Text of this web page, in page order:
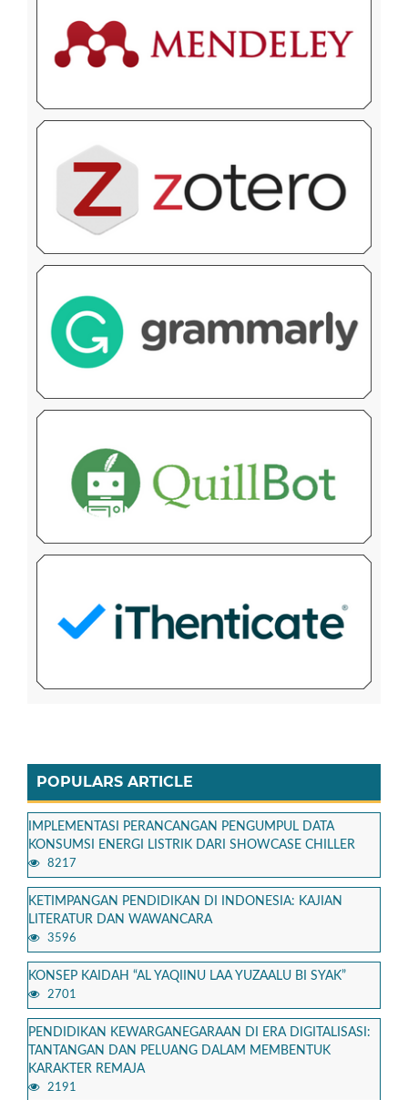
POPULARS ARTICLE
IMPLEMENTASI PERANCANGAN PENGUMPUL DATA
KONSUMSI ENERGI LISTRIK DARI SHOWCASE CHILLER
8217
KETIMPANGAN PENDIDIKAN DI INDONESIA: KAJIAN
LITERATUR DAN WAWANCARA
3596
KONSEP KAIDAH “AL YAQIINU LAA YUZAALU BI SYAK”
2701
PENDIDIKAN KEWARGANEGARAAN DI ERA DIGITALISASI:
TANTANGAN DAN PELUANG DALAM MEMBENTUK
KARAKTER REMAJA
2191